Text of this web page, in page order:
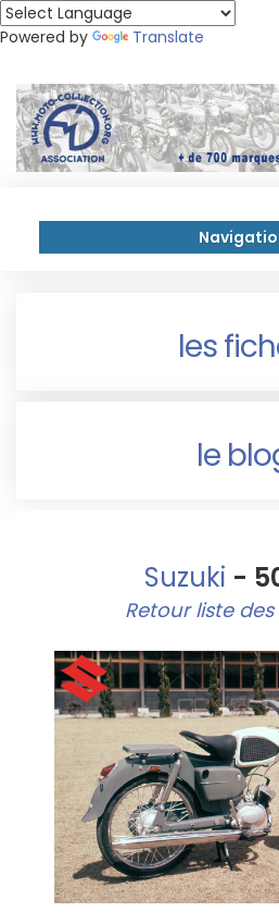
Powered by Translate
les
le
Suzuki -
Retour liste